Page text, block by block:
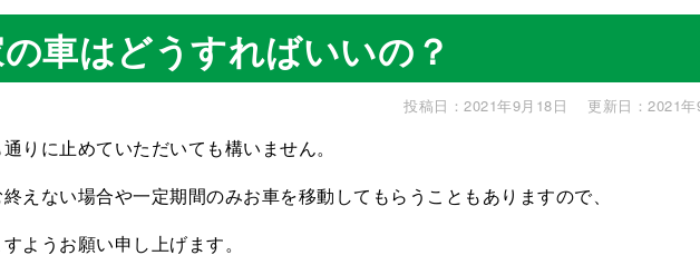
車はどうすればいいの？
投稿日：2021年9月18日 更新日：2021年
りに止めていただいても構いません。
えない場合や一定期間のみお車を移動してもらうこともありますので、
ようお願い申し上げます。